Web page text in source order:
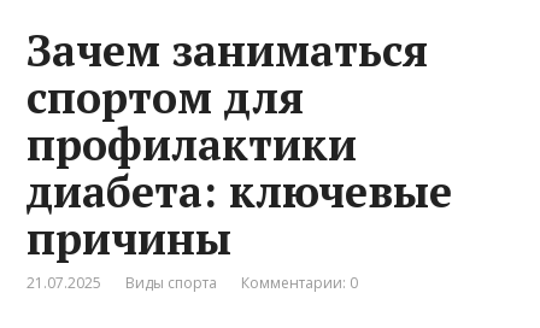
Зачем заниматься
спортом для
профилактики
диабета: ключевые
причины
21.07.2025 Виды спорта Комментарии: 0